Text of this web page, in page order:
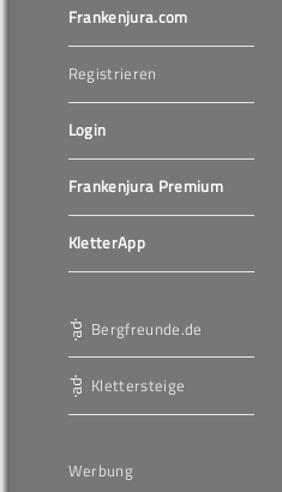
Frankenjura.com
Registrieren
Login
Frankenjura Premium
KletterApp
Bergfreunde.de
Klettersteige
Werbung